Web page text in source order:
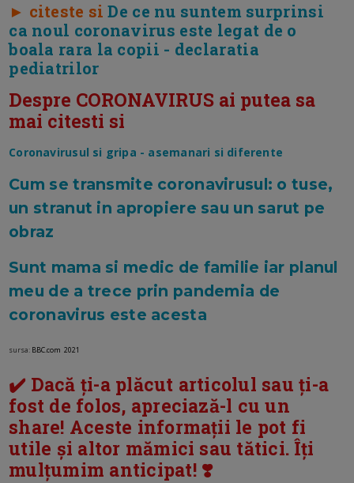
► citeste si De ce nu suntem surprinsi
ca noul coronavirus este legat de o
boala rara la copii - declaratia
pediatrilor
Despre CORONAVIRUS ai putea sa
mai citesti si
Coronavirusul si gripa - asemanari si diferente
Cum se transmite coronavirusul: o tuse,
un stranut in apropiere sau un sarut pe
obraz
Sunt mama si medic de familie iar planul
meu de a trece prin pandemia de
coronavirus este acesta
sursa: BBC.com 2021
✔️ Dacă ți-a plăcut articolul sau ți-a
fost de folos, apreciază-l cu un
share! Aceste informații le pot fi
utile și altor mămici sau tătici. Îți
mulțumim anticipat! ❣️